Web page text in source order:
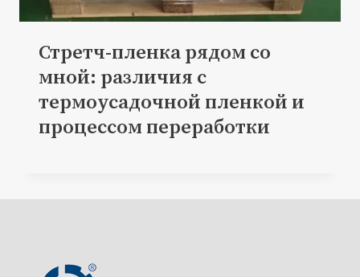
Стретч-пленка рядом со
мной: различия с
термоусадочной пленкой и
процессом переработки